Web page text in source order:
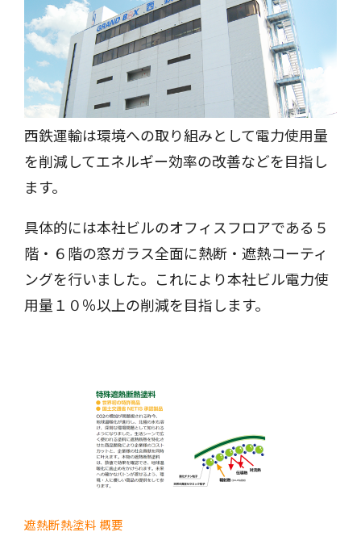
西鉄運輸は環境への取り組みとして電力使用量
を削減してエネルギー効率の改善などを目指し
ます。
具体的には本社ビルのオフィスフロアである５
階・６階の窓ガラス全面に熱断・遮熱コーティ
ングを行いました。これにより本社ビル電力使
用量１０％以上の削減を目指します。
遮熱断熱塗料 概要